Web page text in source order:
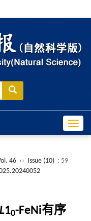
46 ›› Issue (10) : 59
10-FeNi有序